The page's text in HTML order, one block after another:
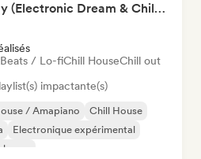
Aaron Decay (Electronic Dream & Chill Electronic Dream playlists)
Beats / Lo-fiChill HouseChill out
impactante(s)
/ Amapiano
Chill House
Electronique expérimental